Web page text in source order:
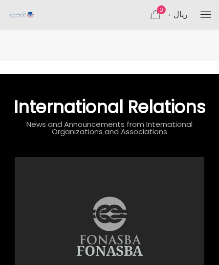
0 ۰ ریال
International Relations
News and Announcements from International
Organizations and Associations
FONASBA